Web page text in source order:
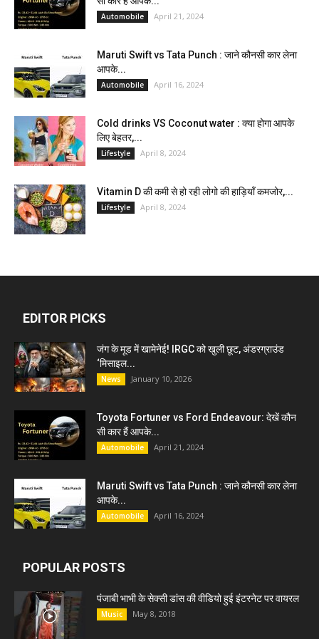
Automobile April 21, 2024
Maruti Swift vs Tata Punch : जाने कौनसी कार लेना
आपके...
Automobile April 16, 2024
Cold drinks VS Coconut water : क्या होगा आपके
लिए बेहतर,...
Lifestyle April 8, 2024
Vitamin D की कमी से हो रही लोगो की हाड़ियाँ कमजोर,...
Lifestyle April 8, 2024
EDITOR PICKS
जंग के मूड में खामेनेई! IRGC को खुली छूट, अंडरग्राउंड
‘मिसाइल...
News January 10, 2026
Toyota Fortuner vs Ford Endeavour: देखें कौन
सी कार हैं आपके...
Automobile April 21, 2024
Maruti Swift vs Tata Punch : जाने कौनसी कार लेना
आपके...
Automobile April 16, 2024
POPULAR POSTS
पंजाबी भाभी के सेक्सी डांस की वीडियो हुई इंटरनेट पर वायरल
Music May 8, 2018